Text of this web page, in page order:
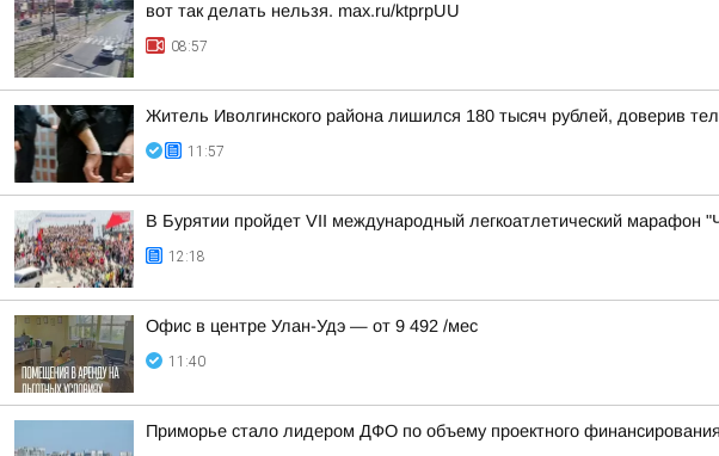
вот так делать нельзя. max.ru/ktprpUU
08:57
Житель Иволгинского района лишился 180 тысяч рублей, доверив
11:57
В Бурятии пройдет VII международный легкоатлетический марафон
12:18
Офис в центре Улан-Удэ — от 9 492 /мес
11:40
Приморье стало лидером ДФО по объему проектного